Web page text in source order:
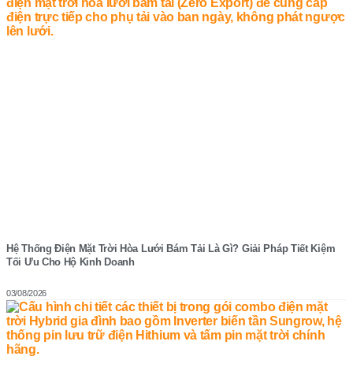
Hệ Thống Điện Mặt Trời Hòa Lưới Bám Tải Là Gì? Giải Pháp Tiết Kiệm
Tối Ưu Cho Hộ Kinh Doanh
03/08/2026